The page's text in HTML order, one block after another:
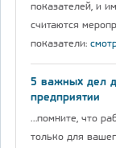
показателей, и
считаются
показатели:
5 важных дел
предприятии
…помните, что
только для